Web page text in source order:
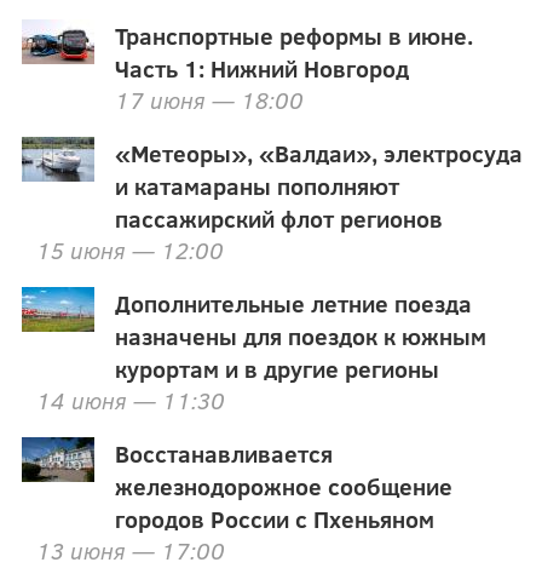
Транспортные реформы в июне.
Часть 1: Нижний Новгород
17 июня — 18:00
«Метеоры», «Валдаи», электросуда
и катамараны пополняют
пассажирский флот регионов
15 июня — 12:00
Дополнительные летние поезда
назначены для поездок к южным
курортам и в другие регионы
14 июня — 11:30
Восстанавливается
железнодорожное сообщение
городов России с Пхеньяном
13 июня — 17:00